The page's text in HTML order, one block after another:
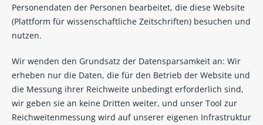
Personendaten der Personen bearbeitet, die diese Website
(Plattform für wissenschaftliche Zeitschriften) besuchen und
nutzen.
Wir wenden den Grundsatz der Datensparsamkeit an: Wir
erheben nur die Daten, die für den Betrieb der Website und
die Messung ihrer Reichweite unbedingt erforderlich sind,
wir geben sie an keine Dritten weiter, und unser Tool zur
Reichweitenmessung wird auf unserer eigenen Infrastruktur